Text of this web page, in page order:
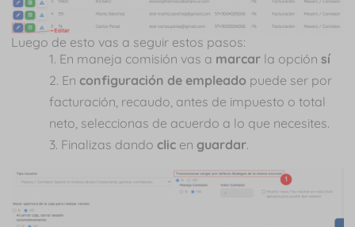
Luego de esto vas a seguir estos pasos:
En maneja comisión vas a marcar la opción sí
En configuración de empleado puede ser por
facturación, recaudo, antes de impuesto o total
neto, seleccionas de acuerdo a lo que necesites.
Finalizas dando clic en guardar.